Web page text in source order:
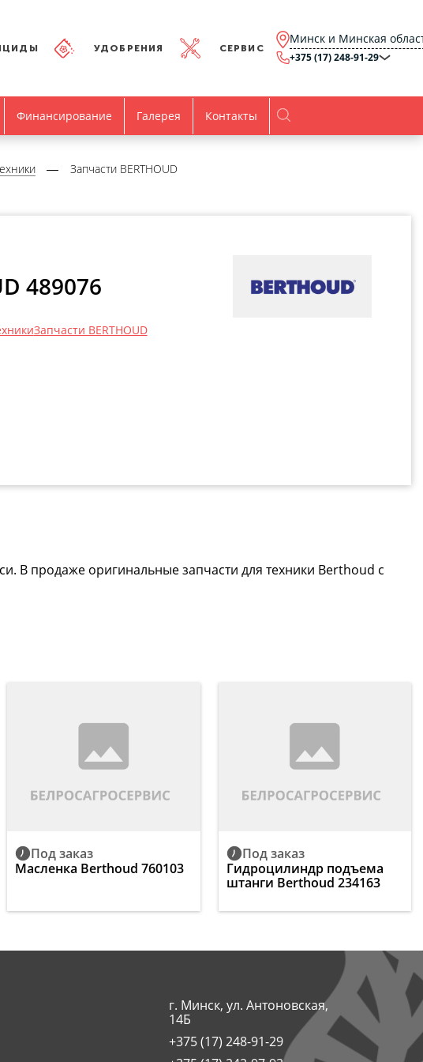
УДОБРЕНИЯ СЕРВИС
Минск и Минская
область
Гомель и Гомельская
+375 (17) 248-91-29
office@agro.by
Время работы
Пн-Пт: 8.00-17.00
Финансирование Галерея Контакты
Запчасти BERTHOUD
489076
Запчасти BERTHOUD
В продаже оригинальные запчасти для техники Berthoud с
Под заказ
Масленка Berthoud 760103
Под заказ
Гидроцилиндр подъема
штанги Berthoud 234163
г. Минск, ул. Антоновская,
14Б
+375 (17) 248-91-29